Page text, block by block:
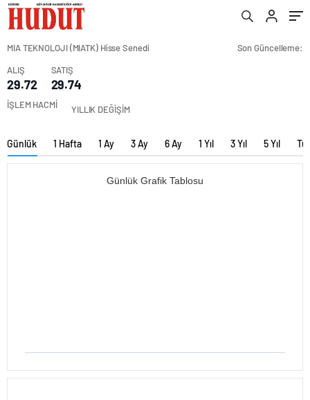
MIA TEKNOLOJI (MIATK) Hisse Senedi
Son Güncelleme:
ALIŞ
29.72
SATIŞ
29.74
İŞLEM HACMİ YILLIK DEĞİŞİM
Günlük 1 Hafta 1 Ay 3 Ay 6 Ay 1 Yıl 3 Yıl 5 Yıl
Günlük Grafik Tablosu